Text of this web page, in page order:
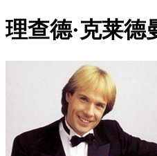
理查德·克莱德